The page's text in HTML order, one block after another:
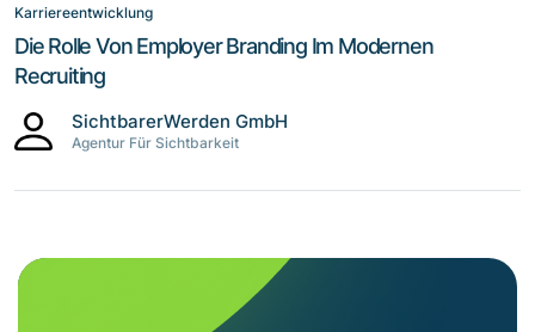
Karriereentwicklung
Die Rolle Von Employer Branding Im Modernen
Recruiting
SichtbarerWerden GmbH
Agentur Für Sichtbarkeit